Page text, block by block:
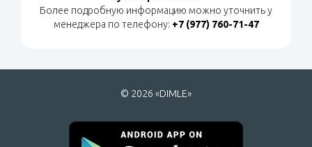
Более подробную информацию можно уточнить у
менеджера по телефону: +7 (977) 760-71-47
© 2026 «DIMLE»